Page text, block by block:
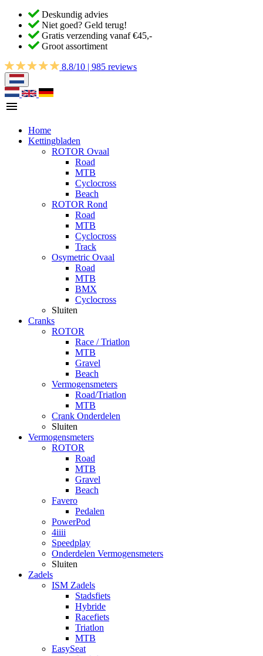
Deskundig advies
Niet goed? Geld terug!
Gratis verzending vanaf €45,-
Groot assortiment
8.8/10 | 985 reviews
Home
Kettingbladen
ROTOR Ovaal
Road
MTB
Cyclocross
Beach
ROTOR Rond
Road
MTB
Cyclocross
Track
Osymetric Ovaal
Road
MTB
BMX
Cyclocross
Sluiten
Cranks
ROTOR
Race / Triatlon
MTB
Gravel
Beach
Vermogensmeters
Road/Triatlon
MTB
Crank Onderdelen
Sluiten
Vermogensmeters
ROTOR
Road
MTB
Gravel
Beach
Favero
Pedalen
PowerPod
4iiii
Speedplay
Onderdelen Vermogensmeters
Sluiten
Zadels
ISM Zadels
Stadsfiets
Hybride
Racefiets
Triatlon
MTB
EasySeat